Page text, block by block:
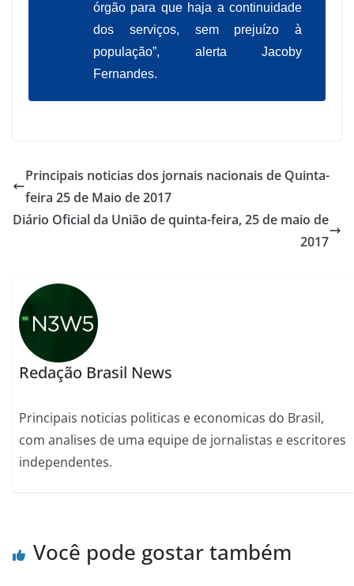
órgão para que haja a continuidade
dos serviços, sem prejuízo à
população”, alerta Jacoby
Fernandes.
Principais noticias dos jornais nacionais de Quinta-
feira 25 de Maio de 2017
Diário Oficial da União de quinta-feira, 25 de maio de
2017
Redação Brasil News
Principais noticias politicas e economicas do Brasil,
com analises de uma equipe de jornalistas e escritores
independentes.
Você pode gostar também